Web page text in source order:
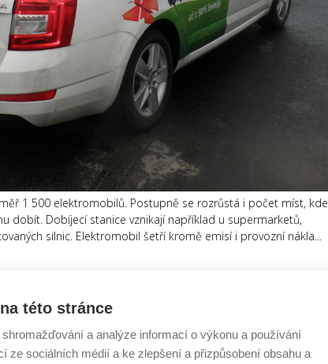
1 500 elektromobilů. Postupně se rozrůstá i počet míst, kde
dobít. Dobíjecí stanice vznikají například u supermarketů,
silnic. Elektromobil šetří kromě emisí i provozní nákla...
této stránce
a analýze informací o výkonu a používání
ze sociálních médií a ke zlepšení a přizpůsobení obsahu a